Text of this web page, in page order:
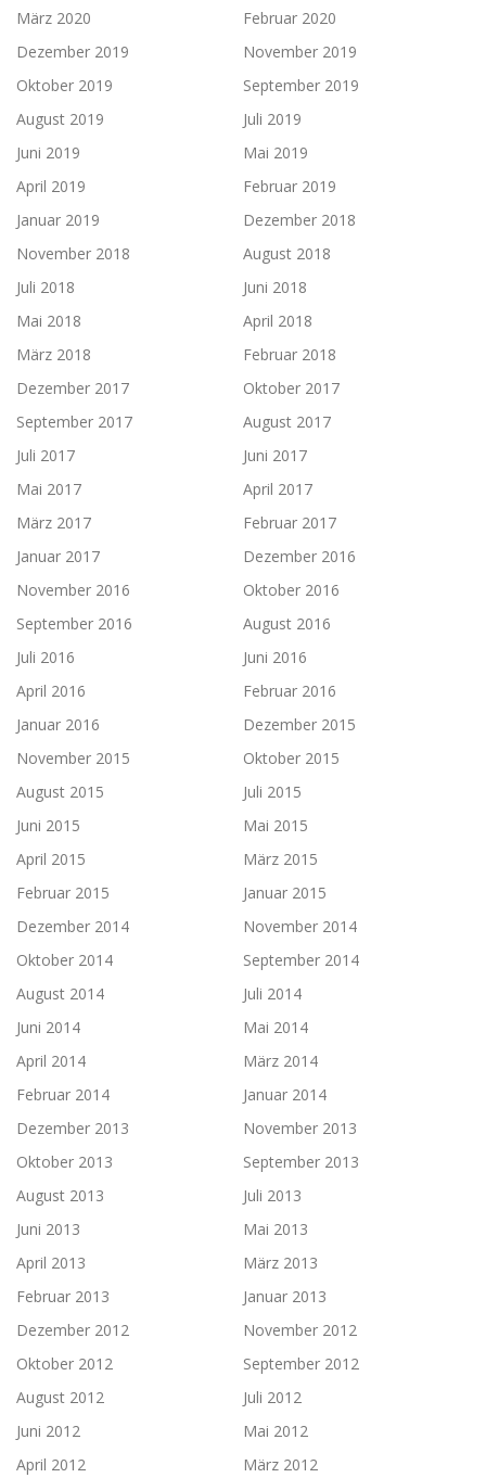
März 2020
Februar 2020
Dezember 2019
November 2019
Oktober 2019
September 2019
August 2019
Juli 2019
Juni 2019
Mai 2019
April 2019
Februar 2019
Januar 2019
Dezember 2018
November 2018
August 2018
Juli 2018
Juni 2018
Mai 2018
April 2018
März 2018
Februar 2018
Dezember 2017
Oktober 2017
September 2017
August 2017
Juli 2017
Juni 2017
Mai 2017
April 2017
März 2017
Februar 2017
Januar 2017
Dezember 2016
November 2016
Oktober 2016
September 2016
August 2016
Juli 2016
Juni 2016
April 2016
Februar 2016
Januar 2016
Dezember 2015
November 2015
Oktober 2015
August 2015
Juli 2015
Juni 2015
Mai 2015
April 2015
März 2015
Februar 2015
Januar 2015
Dezember 2014
November 2014
Oktober 2014
September 2014
August 2014
Juli 2014
Juni 2014
Mai 2014
April 2014
März 2014
Februar 2014
Januar 2014
Dezember 2013
November 2013
Oktober 2013
September 2013
August 2013
Juli 2013
Juni 2013
Mai 2013
April 2013
März 2013
Februar 2013
Januar 2013
Dezember 2012
November 2012
Oktober 2012
September 2012
August 2012
Juli 2012
Juni 2012
Mai 2012
April 2012
März 2012